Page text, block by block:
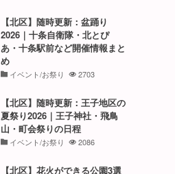
【北区】随時更新：盆踊り
2026｜十条自衛隊・北とぴ
あ・十条駅前など開催情報まと
め
イベント/お祭り 2703
【北区】随時更新：王子地区の
夏祭り2026｜王子神社・飛鳥
山・町会祭りの日程
イベント/お祭り 2086
【北区】花火ができる公園3選